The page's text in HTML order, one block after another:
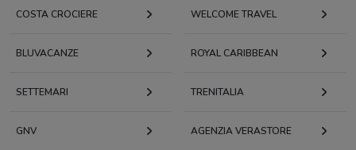
COSTA CROCIERE WELCOME TRAVEL
BLUVACANZE ROYAL CARIBBEAN
SETTEMARI TRENITALIA
GNV AGENZIA VERASTORE